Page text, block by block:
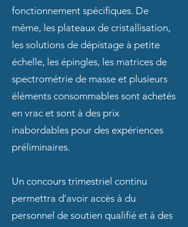
fonctionnement spécifiques. De
même, les plateaux de cristallisation,
les solutions de dépistage à petite
échelle, les épingles, les matrices de
spectrométrie de masse et plusieurs
éléments consommables sont achetés
en vrac et sont à des prix
inabordables pour des expériences
préliminaires.
Un concours trimestriel continu
permettra d’avoir accès à du
personnel de soutien qualifié et à des